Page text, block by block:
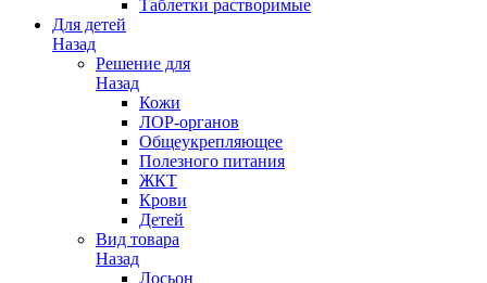
Таблетки растворимые
Для детей
Назад
Решение для
Назад
Кожи
ЛОР-органов
Общеукрепляющее
Полезного питания
ЖКТ
Крови
Детей
Вид товара
Назад
Лосьон